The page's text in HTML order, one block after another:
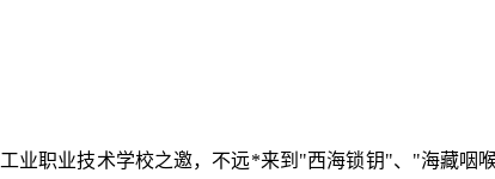
业职业技术学校之邀，不远*来到"西海锁钥"、"海藏咽